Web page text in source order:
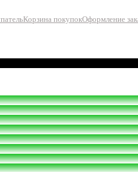
Корзина покупокОформление